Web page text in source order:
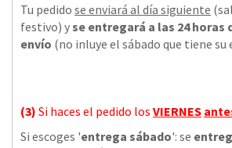
Tu pedido se enviará al día siguiente
festivo) yse entregará a las 24 horas
envío (no inluye el sábado que tiene su
(3) Si haces el pedido los VIERNES
Si escoges 'entrega sábado': se